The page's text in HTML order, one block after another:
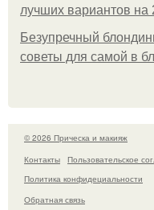
лучших вариантов на
Безупречный
советы для самой в
© 2026 Прическа и макияж
Контакты
Пользовательское
Политика конфидециальности
Обратная связь